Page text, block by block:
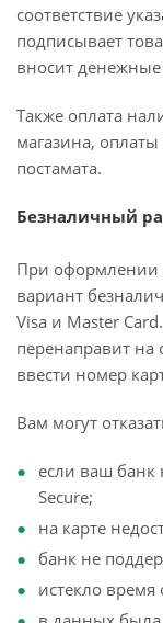
соответствие
подписывает
вносит денежные
Также оплата
магазина,
постамата.
Безналичный
При оформлении
вариант
Visa и Master
перенаправит на
ввести номер
Вам могут
если ваш банк
Secure;
на карте
банк не
истекло